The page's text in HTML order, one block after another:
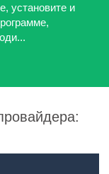
установите и